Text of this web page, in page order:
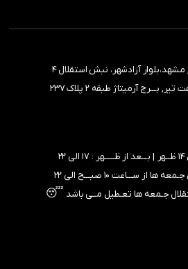
آزادشهر، نبش استقلال ۴
بـــرج آرمیتاژ طبقه ۲ پلاک ۲۳۷
بـــعد از ظـــــهر : ۱۷ الی ۲۲
از ســـاعت ۱۰ صبـــح الی ۲۲
جـمعه ها تعـطیل مــی باشد
😴